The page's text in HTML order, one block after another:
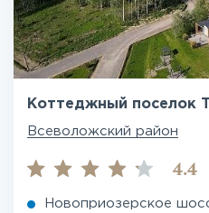
Коттеджный поселок
Всеволожский район
4.4
Новоприозерское